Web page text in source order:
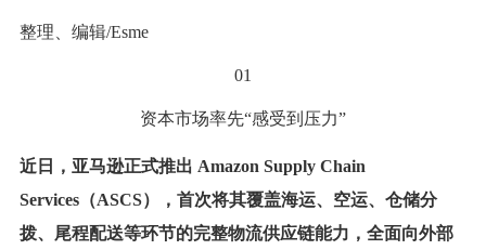
整理、编辑/Esme
01
资本市场率先“感受到压力”
近日，亚马逊正式推出 Amazon Supply Chain
Services（ASCS），首次将其覆盖海运、空运、仓储分
拨、尾程配送等环节的完整物流供应链能力，全面向外部